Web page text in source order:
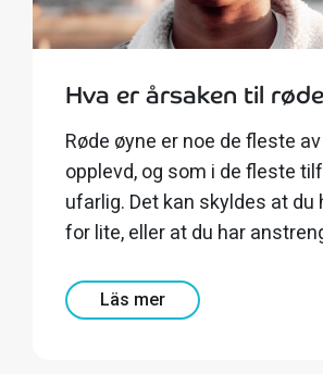
Hva er årsaken til
Røde øyne er noe de fleste
opplevd, og som i de fleste
ufarlig. Det kan skyldes at du
for lite, eller at du har
Läs mer